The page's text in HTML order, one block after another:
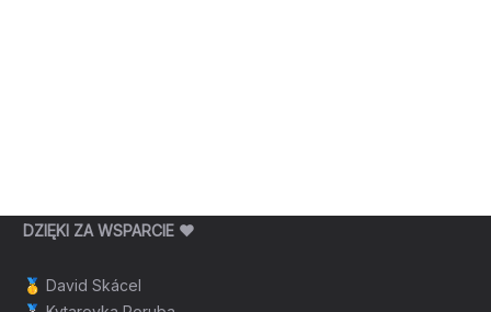
DZIĘKI ZA WSPARCIE ❤️
🥇 David Skácel